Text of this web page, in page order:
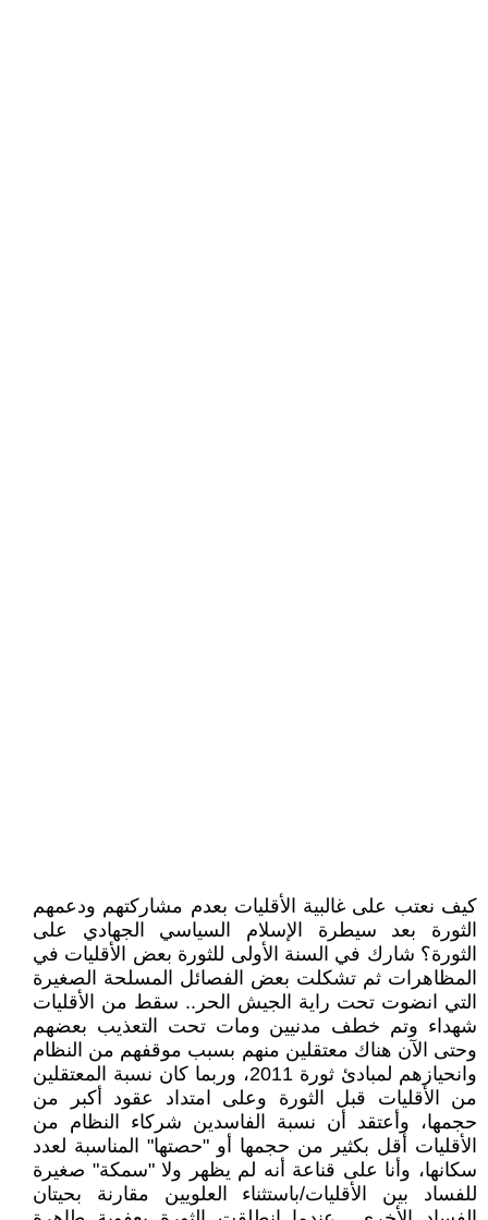
كيف نعتب على غالبية الأقليات بعدم مشاركتهم ودعمهم
الثورة بعد سيطرة الإسلام السياسي الجهادي على
الثورة؟ شارك في السنة الأولى للثورة بعض الأقليات في
المظاهرات ثم تشكلت بعض الفصائل المسلحة الصغيرة
التي انضوت تحت راية الجيش الحر.. سقط من الأقليات
شهداء وتم خطف مدنيين ومات تحت التعذيب بعضهم
وحتى الآن هناك معتقلين منهم بسبب موقفهم من النظام
وانحيازهم لمبادئ ثورة 2011، وربما كان نسبة المعتقلين
من الأقليات قبل الثورة وعلى امتداد عقود أكبر من
حجمها، وأعتقد أن نسبة الفاسدين شركاء النظام من
الأقليات أقل بكثير من حجمها أو "حصتها" المناسبة لعدد
سكانها، وأنا على قناعة أنه لم يظهر ولا "سمكة" صغيرة
للفساد بين الأقليات/باستثناء العلويين مقارنة بحيتان